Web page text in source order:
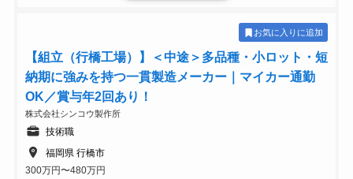
お気に入りに追加
【組立（行橋工場）】＜中途＞多品種・小ロット・短
納期に強みを持つ一貫製造メーカー｜マイカー通勤
OK／賞与年2回あり！
株式会社シンコウ製作所
技術職
福岡県 行橋市
300万円〜480万円